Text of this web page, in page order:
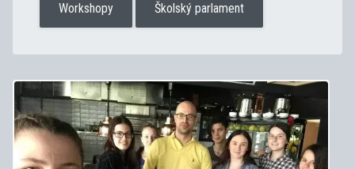
Workshopy Školský parlament